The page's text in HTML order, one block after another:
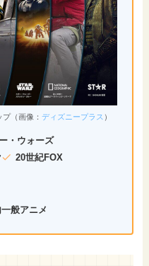
（画像： ディズニープラス ）
・ウォーズ
20世紀FOX
一般アニメ